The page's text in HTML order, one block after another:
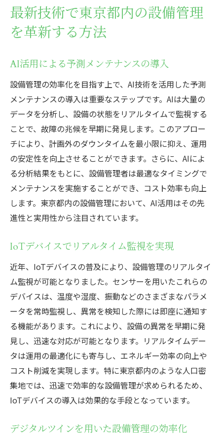
クラウドベースの管理プラットフォームの
利用
設備管理専門家が語る東京都内での効率化の鍵
教育と研修で技術者のスキル向上を図る
コスト削減を実現するための具体的施策
プロジェクト管理ツールの活用法
長期的な設備管理計画の立案
チーム内コミュニケーションの強化
地元ニーズを捉えた東京都の設備管理の最適化
地域特性に応じた設備管理のカスタマイズ
住民とのコミュニケーションによる信頼構
築
地域密着型サービスの提供
都市計画との整合性を考慮した戦略
環境に配慮した設備管理の実施
東京都内での設備管理における成功事例とその
学び
成功事例から学ぶ効率化のテクニック
実際の事例に基づく改善策の紹介
過去の失敗から得られた教訓
成功事例に見るイノベーションの活用
小規模プロジェクトから得られる知見
多様な事例から見る共通の成功要因
現場判断による即時対応の重要性
最新技術で東京都内の設備管理
を革新する方法
AI活用による予測メンテナンスの導入
設備管理の効率化を目指す上で、AI技術を活用した予測
メンテナンスの導入は重要なステップです。AIは大量の
データを分析し、設備の状態をリアルタイムで監視する
ことで、故障の兆候を早期に発見します。このアプロー
チにより、計画外のダウンタイムを最小限に抑え、運用
の安定性を向上させることができます。さらに、AIによ
る分析結果をもとに、設備管理者は最適なタイミングで
メンテナンスを実施することができ、コスト効率も向上
します。東京都内の設備管理において、AI活用はその先
進性と実用性から注目されています。
IoTデバイスでリアルタイム監視を実現
近年、IoTデバイスの普及により、設備管理のリアルタイ
ム監視が可能となりました。センサーを用いたこれらの
デバイスは、温度や湿度、振動などのさまざまなパラメ
ータを常時監視し、異常を検知した際には即座に通知す
る機能があります。これにより、設備の異常を早期に発
見し、迅速な対応が可能となります。リアルタイムデー
タは運用の最適化にも寄与し、エネルギー効率の向上や
コスト削減を実現します。特に東京都内のような人口密
集地では、迅速で効率的な設備管理が求められるため、
IoTデバイスの導入は効果的な手段となっています。
デジタルツインを用いた設備管理の効率化